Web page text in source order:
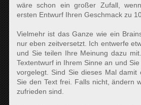
wäre schon ein großer Zufall,
ersten Entwurf Ihren Geschmack zu
Vielmehr ist das Ganze wie ein
nur eben zeitversetzt. Ich entwerfe
und Sie teilen Ihre Meinung dazu
Textentwurf in Ihrem Sinne an und
vorgelegt. Sind Sie dieses Mal damit
Sie den Text frei. Falls nicht, ändern
zufrieden sind.